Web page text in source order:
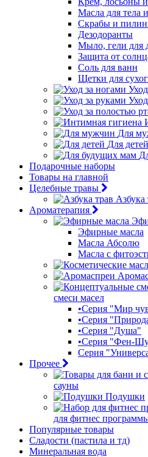
Масла для тела
Скрабы и
Дезодоранты
Мыло, гели для
Защита от
Соль для ванн
Щетки для
Для
Для детей
Подарочные наборы
Товары на главной
Целебные травы
Азбука
Ароматерапия
Эфирные масла
Масла Абсолю
Масла с
смеси масел
•Серия "Мир
•Серия
•Серия "Душа"
•Серия "Фен-
Серия
Прочее
сауны
Подушки
для фитнес
Популярные товары
Сладости (пастила и тд)
Минеральная вода